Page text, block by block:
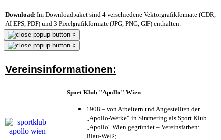
Download: Im Downloadpaket sind 4 verschiedene Vektorgrafikformate (CDR,
AI EPS, PDF) und 3 Pixelgrafikformate (JPG, PNG, GIF) enthalten.
×
×
Vereinsinformationen:
Sport Klub "Apollo" Wien
1908 – von Arbeitern und Angestellten der
„Apollo-Werke“ in Simmering als Sport Klub
„Apollo“ Wien gegründet – Vereinsfarben:
Blau-Weiß;